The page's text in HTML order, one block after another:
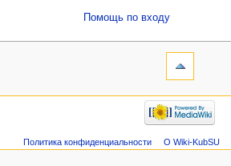
Помощь по входу
Политика конфиденциальности О Wiki-KubSU